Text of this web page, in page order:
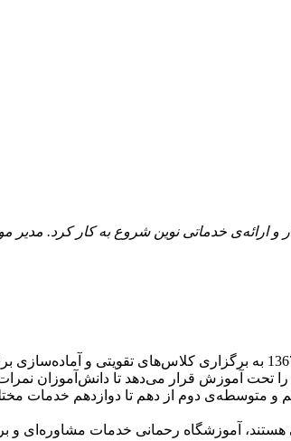
و از سال 1367 با هدف توسعه‌ی آموزش پایدار و ارائه‌ی خدماتی
آموزشگاه کنکور رحمانی در میدان شهدای کرج قرار گرفته و با سابقه‌ای طولانی
متوسطه‌ی دوم از دهم تا دوازدهم خدمات
آموزشگاه رحمانی خدمات مشاوره‌ای و